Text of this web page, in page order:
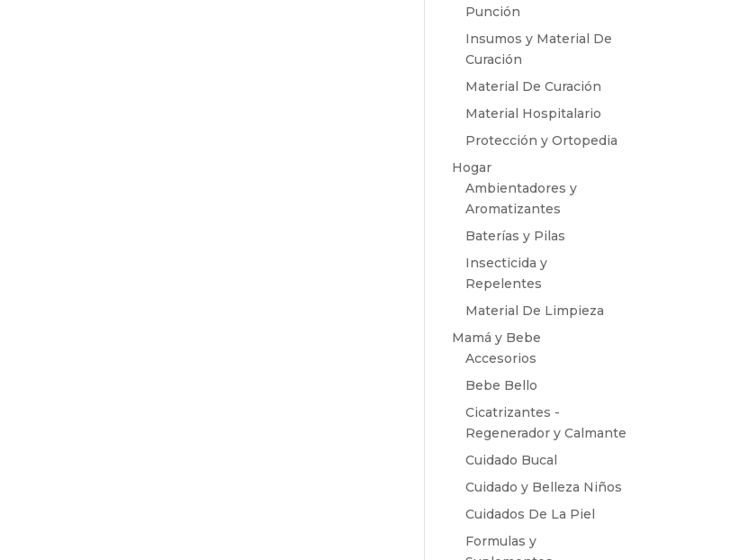
Punción
Insumos y Material De
Curación
Material De Curación
Material Hospitalario
Protección y Ortopedia
Hogar
Ambientadores y
Aromatizantes
Baterías y Pilas
Insecticida y
Repelentes
Material De Limpieza
Mamá y Bebe
Accesorios
Bebe Bello
Cicatrizantes -
Regenerador y Calmante
Cuidado Bucal
Cuidado y Belleza Niños
Cuidados De La Piel
Formulas y